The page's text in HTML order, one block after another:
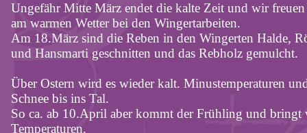
Ungefähr Mitte März endet die kalte Zeit und wir freuen
am warmen Wetter bei den Wingertarbeiten.
Am 18.März sind die Reben in den Wingerten Halde,
und Hansmarti geschnitten und das Rebholz gemulcht.
Über Ostern wird es wieder kalt. Minustemperaturen
Schnee bis ins Tal.
So ca. ab 10.April aber kommt der Frühling und bringt
Temperaturen.